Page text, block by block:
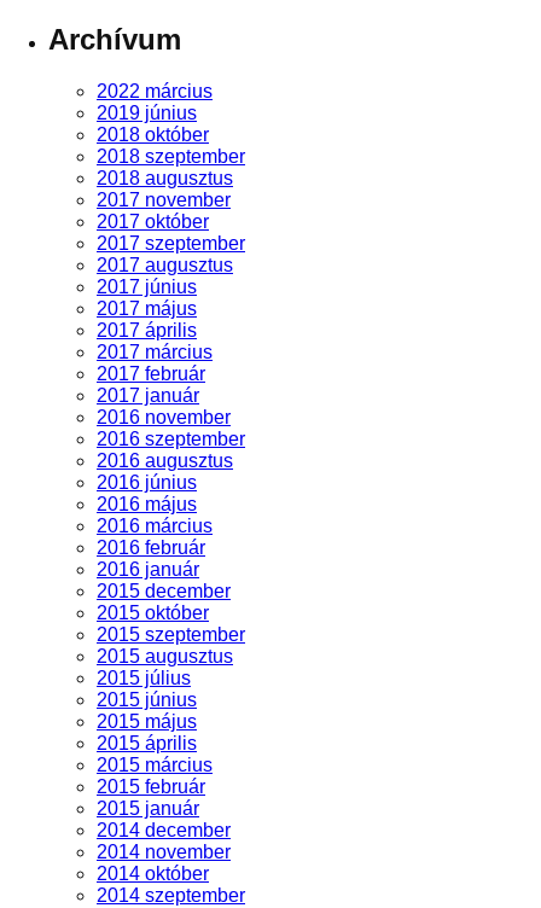
Archívum
2022 március
2019 június
2018 október
2018 szeptember
2018 augusztus
2017 november
2017 október
2017 szeptember
2017 augusztus
2017 június
2017 május
2017 április
2017 március
2017 február
2017 január
2016 november
2016 szeptember
2016 augusztus
2016 június
2016 május
2016 március
2016 február
2016 január
2015 december
2015 október
2015 szeptember
2015 augusztus
2015 július
2015 június
2015 május
2015 április
2015 március
2015 február
2015 január
2014 december
2014 november
2014 október
2014 szeptember